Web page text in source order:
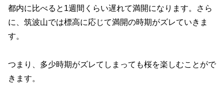
都内に比べると1週間くらい遅れて満開になります。さら
に、筑波山では標高に応じて満開の時期がズレていきま
す。
つまり、多少時期がズレてしまっても桜を楽しむことがで
きます。